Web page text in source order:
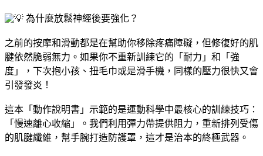
為什麼放鬆神經後要強化？
之前的按摩和滑動都是在幫助你移除疼痛障礙，但修復好的肌
腱依然脆弱無力。如果你不重新訓練它的「耐力」和「強
度」，下次抱小孩、扭毛巾或是滑手機，同樣的壓力很快又會
引發發炎！
這本「動作說明書」示範的是運動科學中最核心的訓練技巧：
「慢速離心收縮」。我們利用彈力帶提供阻力，重新排列受傷
的肌腱纖維，幫手腕打造防護罩，這才是治本的終極武器。